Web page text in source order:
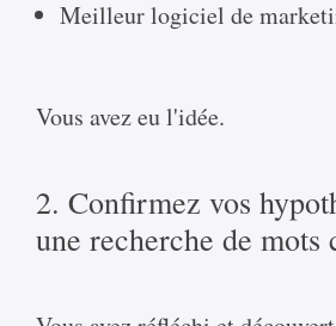
Meilleur logiciel de
Vous avez eu l'idée.
2. Confirmez vos
une recherche de mots